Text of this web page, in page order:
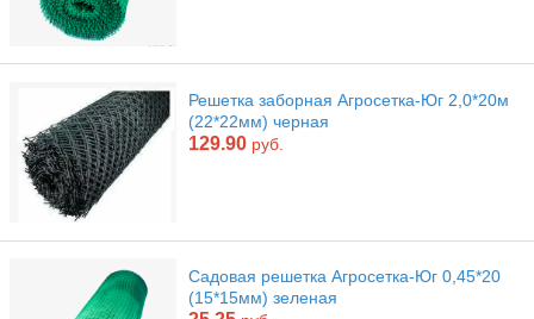
Решетка заборная Агросетка-Юг 2,0*20м
(22*22мм) черная
129.90 руб.
Садовая решетка Агросетка-Юг 0,45*20
(15*15мм) зеленая